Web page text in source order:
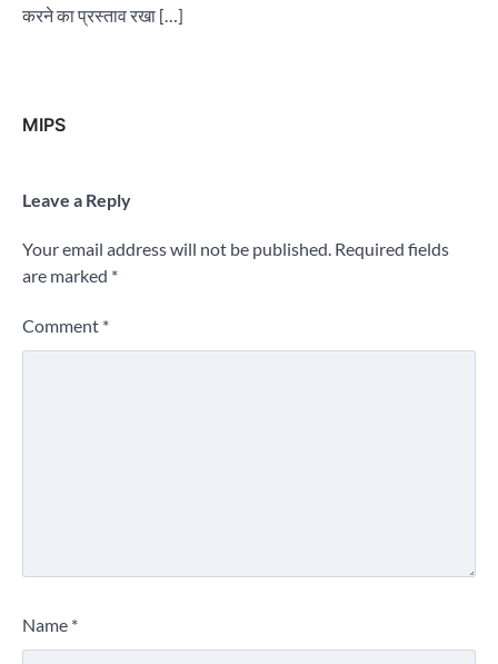
करने का प्रस्ताव रखा […]
MIPS
Leave a Reply
Your email address will not be published. Required fields
are marked *
Comment *
Name *